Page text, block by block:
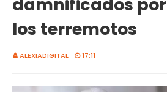
damnificados por
los terremotos
ALEXIADIGITAL 17:11